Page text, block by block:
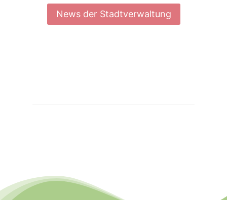
News der Stadtverwaltung